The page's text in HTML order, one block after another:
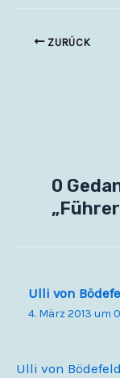
ZURÜCK
0
Ulli von
4. März 2013 um
Ulli von Bödefeld